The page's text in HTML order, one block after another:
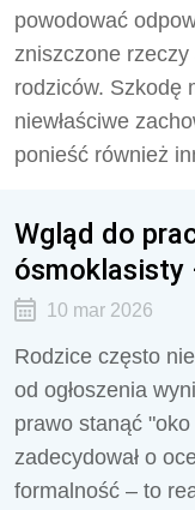
powodować
zniszczone
rodziców. Szkodę
niewłaściwe
ponieść również
Wgląd do
ósmoklasisty
10 mar 2026
Rodzice często
od ogłoszenia
prawo stanąć
zadecydował o
formalność – to